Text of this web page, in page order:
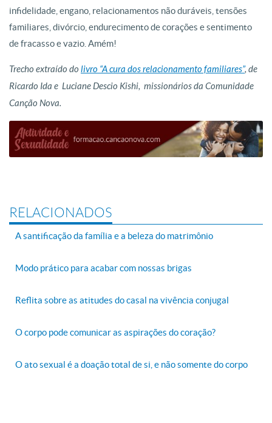
infidelidade, engano, relacionamentos não duráveis, tensões
familiares, divórcio, endurecimento de corações e sentimento
de fracasso e vazio. Amém!
Trecho extraído do livro “A cura dos relacionamento familiares”, de
Ricardo Ida e Luciane Descio Kishi, missionários da Comunidade
Canção Nova.
RELACIONADOS
A santificação da família e a beleza do matrimônio
Modo prático para acabar com nossas brigas
Reflita sobre as atitudes do casal na vivência conjugal
O corpo pode comunicar as aspirações do coração?
O ato sexual é a doação total de si, e não somente do corpo